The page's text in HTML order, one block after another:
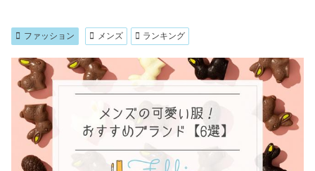
ファッション メンズ ランキング